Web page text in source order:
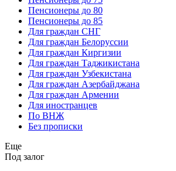
Пенсионеры до 80
Пенсионеры до 85
Для граждан СНГ
Для граждан Белоруссии
Для граждан Киргизии
Для граждан Таджикистана
Для граждан Узбекистана
Для граждан Азербайджана
Для граждан Армении
Для иностранцев
По ВНЖ
Без прописки
Еще
Под залог